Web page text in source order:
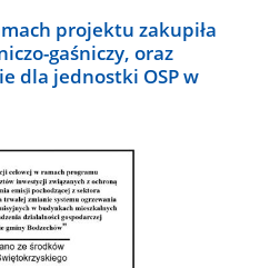
projektu zakupiła
gaśniczy, oraz
dla jednostki OSP w